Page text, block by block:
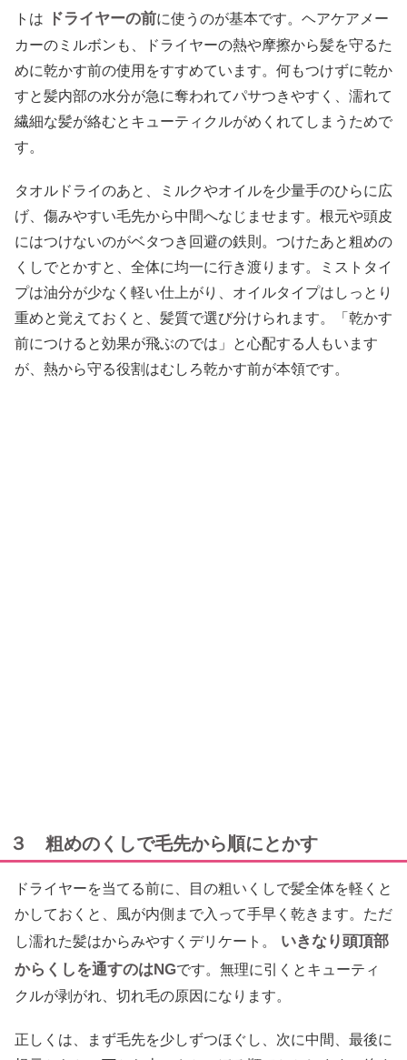
トは ドライヤーの前に使うのが基本です。ヘアケアメー
カーのミルボンも、ドライヤーの熱や摩擦から髪を守るた
めに乾かす前の使用をすすめています。何もつけずに乾か
すと髪内部の水分が急に奪われてパサつきやすく、濡れて
繊細な髪が絡むとキューティクルがめくれてしまうためで
す。
タオルドライのあと、ミルクやオイルを少量手のひらに広
げ、傷みやすい毛先から中間へなじませます。根元や頭皮
にはつけないのがベタつき回避の鉄則。つけたあと粗めの
くしでとかすと、全体に均一に行き渡ります。ミストタイ
プは油分が少なく軽い仕上がり、オイルタイプはしっとり
重めと覚えておくと、髪質で選び分けられます。「乾かす
前につけると効果が飛ぶのでは」と心配する人もいます
が、熱から守る役割はむしろ乾かす前が本領です。
３ 粗めのくしで毛先から順にとかす
ドライヤーを当てる前に、目の粗いくしで髪全体を軽くと
かしておくと、風が内側まで入って手早く乾きます。ただ
し濡れた髪はからみやすくデリケート。
いきなり頭頂部
からくしを通すのはNGです。無理に引くとキューティ
クルが剥がれ、切れ毛の原因になります。
正しくは、まず毛先を少しずつほぐし、次に中間、最後に